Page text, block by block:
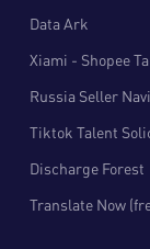
Data Ark
Xiami - Shopee
Russia Seller
Tiktok Talent
Discharge Forest
Translate Now